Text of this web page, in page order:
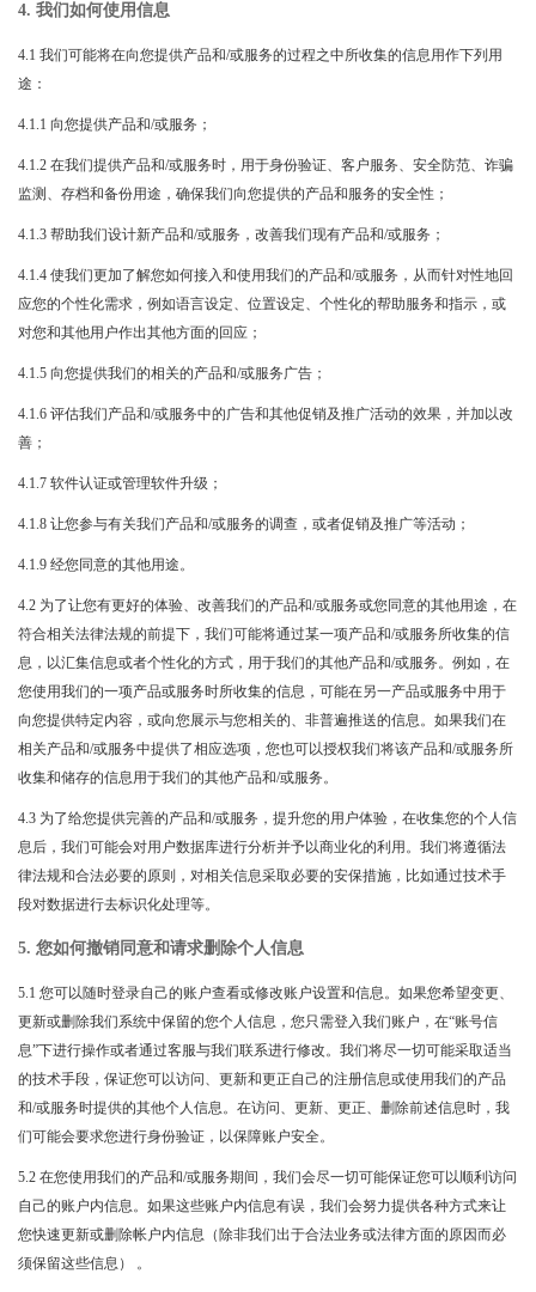
4. 我们如何使用信息
4.1 我们可能将在向您提供产品和/或服务的过程之中所收集的信息用作下列用
途：
4.1.1 向您提供产品和/或服务；
4.1.2 在我们提供产品和/或服务时，用于身份验证、客户服务、安全防范、诈骗
监测、存档和备份用途，确保我们向您提供的产品和服务的安全性；
4.1.3 帮助我们设计新产品和/或服务，改善我们现有产品和/或服务；
4.1.4 使我们更加了解您如何接入和使用我们的产品和/或服务，从而针对性地回
应您的个性化需求，例如语言设定、位置设定、个性化的帮助服务和指示，或
对您和其他用户作出其他方面的回应；
4.1.5 向您提供我们的相关的产品和/或服务广告；
4.1.6 评估我们产品和/或服务中的广告和其他促销及推广活动的效果，并加以改
善；
4.1.7 软件认证或管理软件升级；
4.1.8 让您参与有关我们产品和/或服务的调查，或者促销及推广等活动；
4.1.9 经您同意的其他用途。
4.2 为了让您有更好的体验、改善我们的产品和/或服务或您同意的其他用途，在
符合相关法律法规的前提下，我们可能将通过某一项产品和/或服务所收集的信
息，以汇集信息或者个性化的方式，用于我们的其他产品和/或服务。例如，在
您使用我们的一项产品或服务时所收集的信息，可能在另一产品或服务中用于
向您提供特定内容，或向您展示与您相关的、非普遍推送的信息。如果我们在
相关产品和/或服务中提供了相应选项，您也可以授权我们将该产品和/或服务所
收集和储存的信息用于我们的其他产品和/或服务。
4.3 为了给您提供完善的产品和/或服务，提升您的用户体验，在收集您的个人信
息后，我们可能会对用户数据库进行分析并予以商业化的利用。我们将遵循法
律法规和合法必要的原则，对相关信息采取必要的安保措施，比如通过技术手
段对数据进行去标识化处理等。
5. 您如何撤销同意和请求删除个人信息
5.1 您可以随时登录自己的账户查看或修改账户设置和信息。如果您希望变更、
更新或删除我们系统中保留的您个人信息，您只需登入我们账户，在“账号信
息”下进行操作或者通过客服与我们联系进行修改。我们将尽一切可能采取适当
的技术手段，保证您可以访问、更新和更正自己的注册信息或使用我们的产品
和/或服务时提供的其他个人信息。在访问、更新、更正、删除前述信息时，我
们可能会要求您进行身份验证，以保障账户安全。
5.2 在您使用我们的产品和/或服务期间，我们会尽一切可能保证您可以顺利访问
自己的账户内信息。如果这些账户内信息有误，我们会努力提供各种方式来让
您快速更新或删除帐户内信息（除非我们出于合法业务或法律方面的原因而必
须保留这些信息） 。